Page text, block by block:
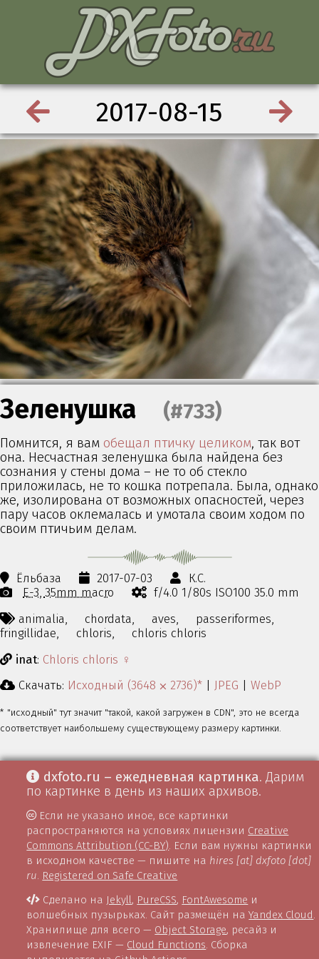
2017-08-15
Зеленушка (#733)
Помнится, я вам обещал птичку целиком, так вот
она. Несчастная зеленушка была найдена без
сознания у стены дома – не то об стекло
приложилась, не то кошка потрепала. Была, однако
же, изолирована от возможных опасностей, через
пару часов оклемалась и умотала своим ходом по
своим птичьим делам.
Ёльбаза 2017-07-03
К.С.
E-3 35mm macro
f/4.0 1/80s ISO100 35.0 mm
animalia,
chordata, aves,
passeriformes,
fringillidae,
chloris,
chloris chloris
inat: Chloris chloris ♀
Скачать: Исходный (3648 ⨉ 2736)* JPEG WebP
* "исходный" тут значит "такой, какой загружен в CDN", это не всегда
соответствует наибольшему существующему размеру картинки.
dxfoto.ru – ежедневная картинка. Дарим
по картинке в день из наших архивов.
Если не указано иное, все картинки
распространяются на условиях лицензии Creative
Commons Attribution (CC-BY). Если вам нужны картинки
в исходном качестве — пишите на hires [at] dxfoto [dot]
ru. Registered on Safe Creative
Сделано на Jekyll, PureCSS, FontAwesome и
волшебных пузырьках. Сайт размещён наYandex Cloud.
Хранилище для всего — Object Storage, ресайз и
извлечение EXIF — Cloud Functions. Сборка